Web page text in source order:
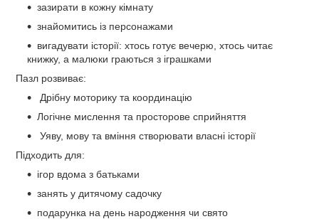
зазирати в кожну кімнату
знайомитись із персонажами
вигадувати історії: хтось готує вечерю, хтось читає
книжку, а малюки граються з іграшками
Пазл розвиває:
Дрібну моторику та координацію
Логічне мислення та просторове сприйняття
Уяву, мову та вміння створювати власні історії
Підходить для:
ігор вдома з батьками
занять у дитячому садочку
подарунка на день народження чи свято